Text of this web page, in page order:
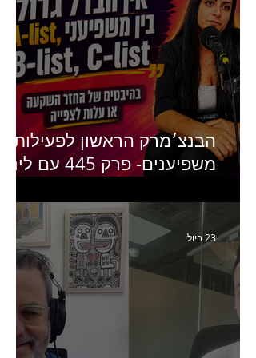
הבנצ׳מרק הראשון לפעילות
משפיענים- פרק 445 עם לינוי
Humanz ישראל
23 ביולי